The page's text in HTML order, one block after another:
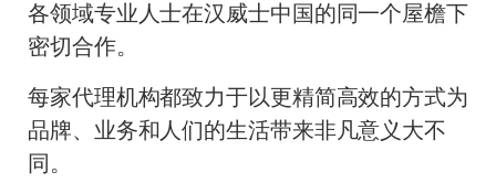
各领域专业人士在汉威士中国的同一个屋檐下
密切合作。
每家代理机构都致力于以更精简高效的方式为
品牌、业务和人们的生活带来非凡意义大不
同。